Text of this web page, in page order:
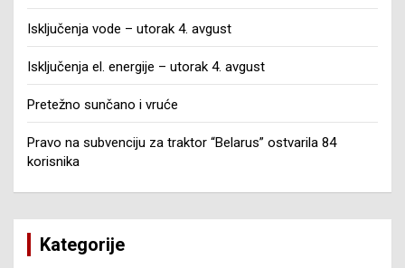
Isključenja vode – utorak 4. avgust
Isključenja el. energije – utorak 4. avgust
Pretežno sunčano i vruće
Pravo na subvenciju za traktor “Belarus” ostvarila 84
korisnika
Kategorije